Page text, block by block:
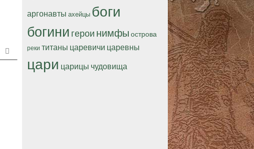
аргонавты ахейцы боги
богинигероинимфы острова
реки титаны царевичи царевны
цари царицы чудовища